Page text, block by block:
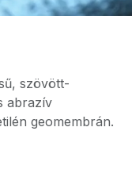
szövött-
abrazív
geomembrán.